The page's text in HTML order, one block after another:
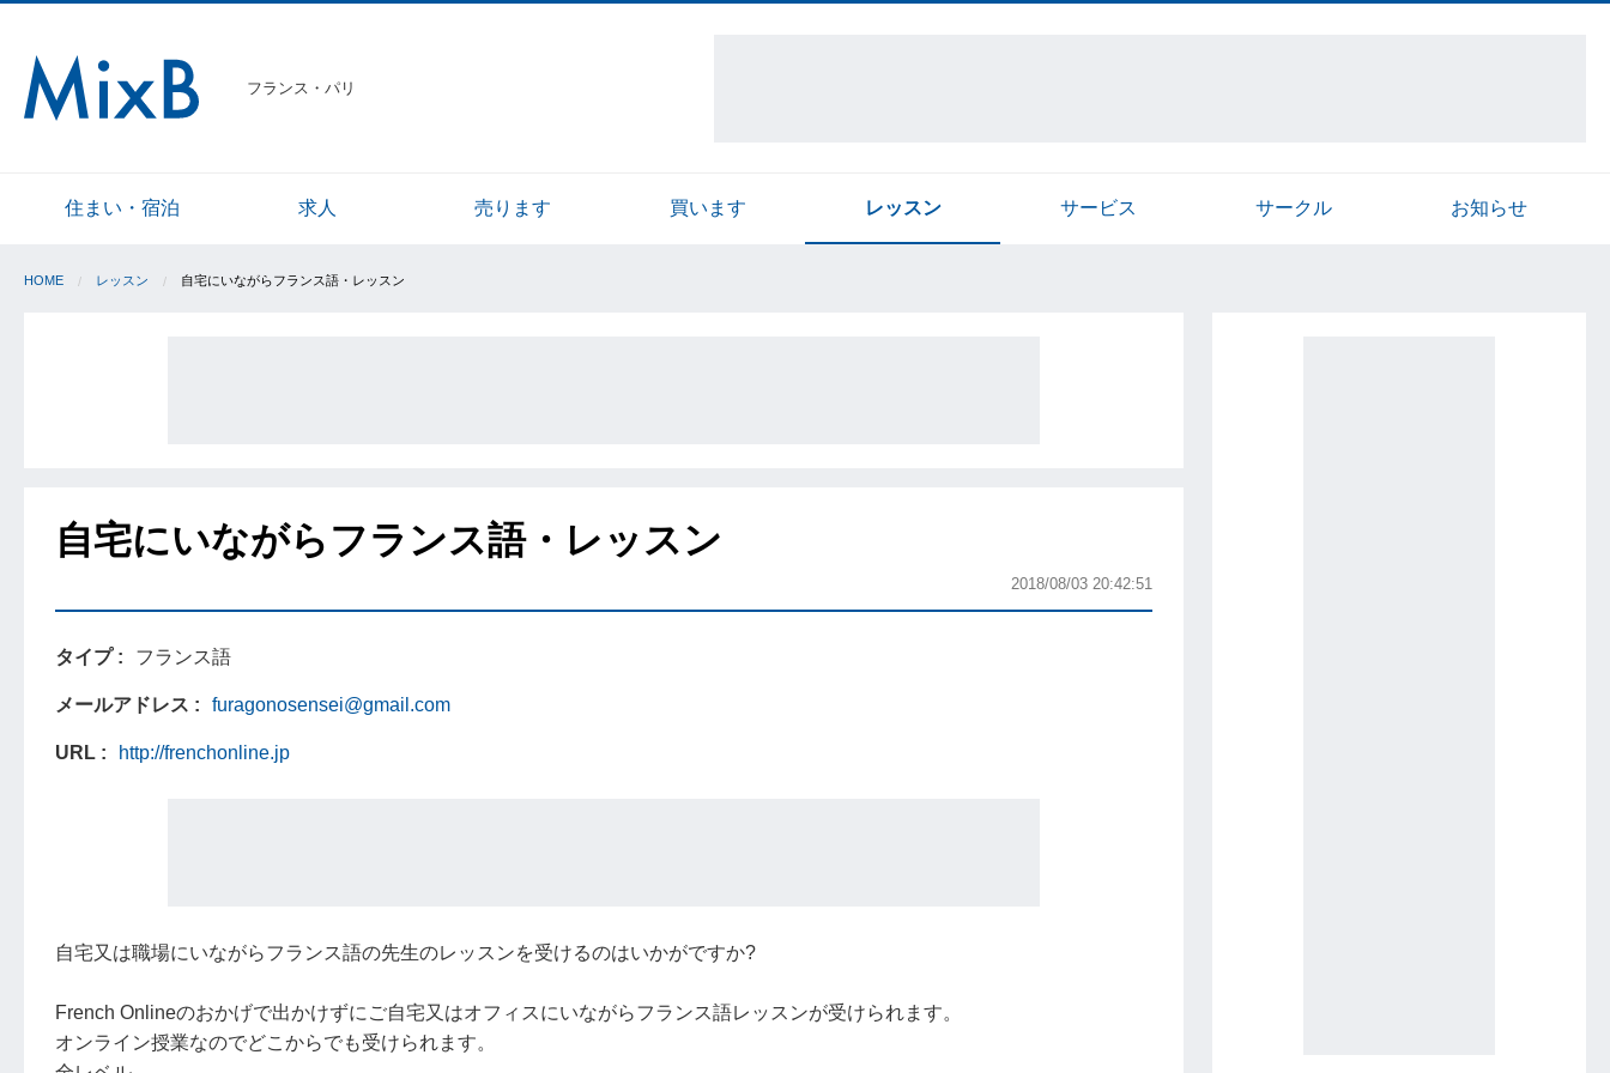
フランス・パリ
住まい・宿泊 求人 売ります 買います レッスン サービス サークル お知らせ
HOME レッスン 自宅にいながらフランス語・レッスン
自宅にいながらフランス語・レッスン
2018/08/03 20:42:51
タイプ フランス語
メールアドレス furagonosensei@gmail.com
URL http://frenchonline.jp
自宅又は職場にいながらフランス語の先生のレッスンを受けるのはいかがですか?
French Onlineのおかげで出かけずにご自宅又はオフィスにいながらフランス語レッスンが受けられます。
オンライン授業なのでどこからでも受けられます。